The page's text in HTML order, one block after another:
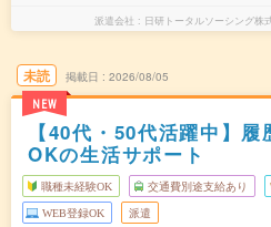
派遣会社 日研トータルソーシング
未読
NEW
掲載日 2026/08/05
【40代・50代活躍中】
OKの生活サポート
職種未経験OK 交通費別途支給あり
WEB登録OK 派遣